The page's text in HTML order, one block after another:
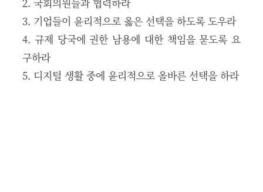
3. 기업들이 윤리적으로 옳은 선택을 하도록 도우라
4. 규제 당국에 권한 남용에 대한 책임을 묻도록 요
구하라
5. 디지털 생활 중에 윤리적으로 올바른 선택을 하라